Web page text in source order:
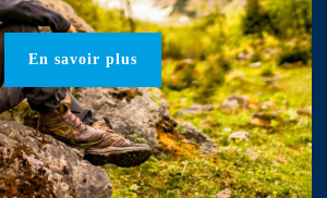
En savoir plus